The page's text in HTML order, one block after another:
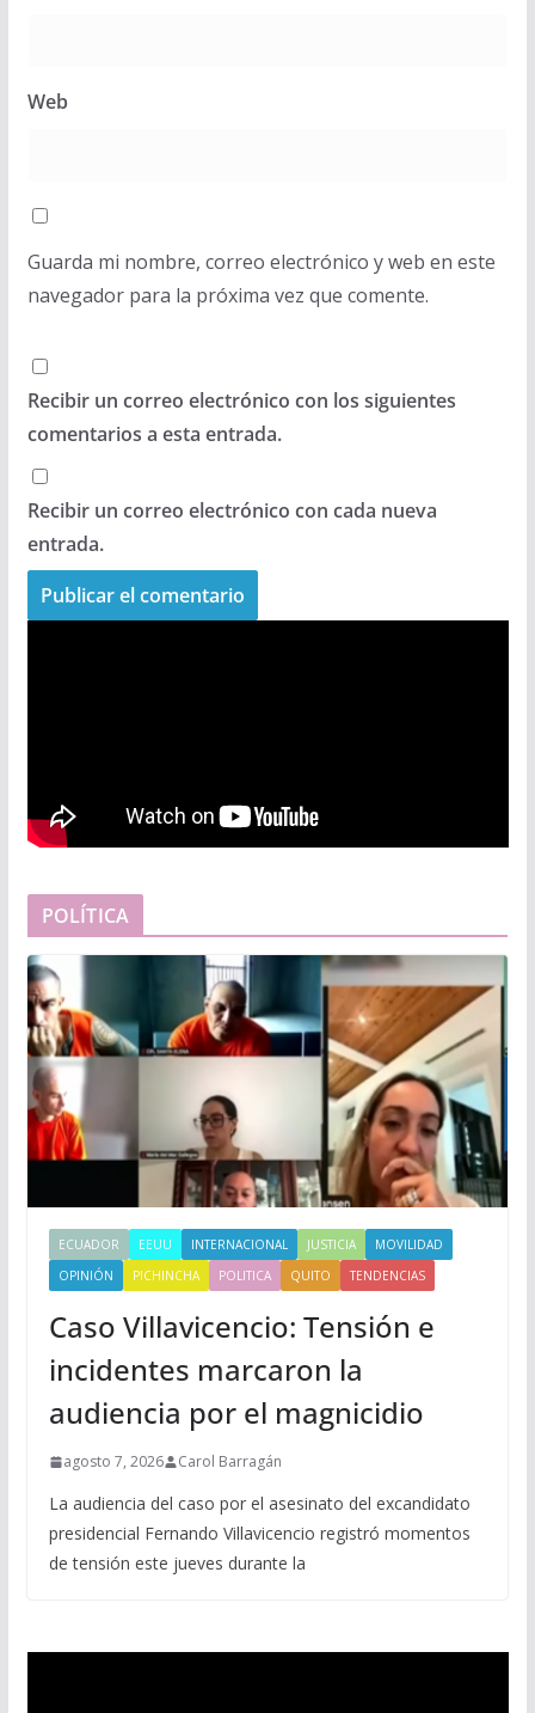
Web
Guarda mi nombre, correo electrónico y web en este
navegador para la próxima vez que comente.
Recibir un correo electrónico con los siguientes
comentarios a esta entrada.
Recibir un correo electrónico con cada nueva
entrada.
POLÍTICA
ECUADOR EEUU INTERNACIONAL JUSTICIA
MOVILIDAD
OPINIÓN
PICHINCHA POLITICA QUITO TENDENCIAS
Caso Villavicencio: Tensión e
incidentes marcaron la
audiencia por el magnicidio
agosto 7, 2026 Carol Barragán
La audiencia del caso por el asesinato del excandidato
presidencial Fernando Villavicencio registró momentos
de tensión este jueves durante la